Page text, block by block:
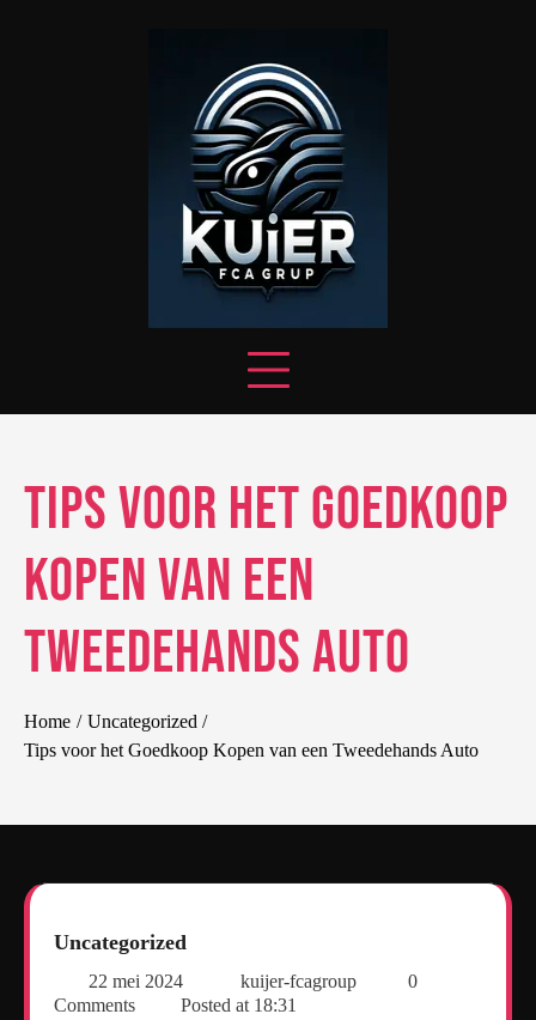
Tips voor het Goedkoop
Kopen van een
Tweedehands Auto
Home
Uncategorized
Tips voor het Goedkoop Kopen van een Tweedehands Auto
Uncategorized
22 mei 2024 kuijer-fcagroup
0
Comments
Posted at 18:31